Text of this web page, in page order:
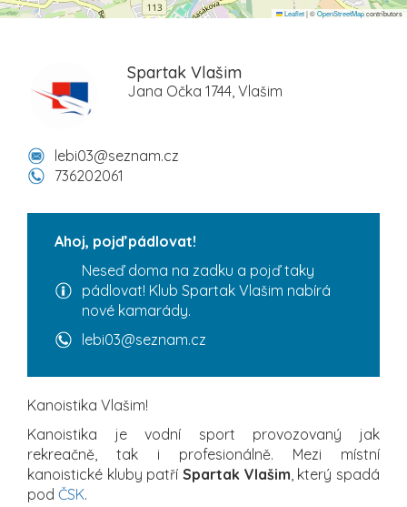
Leaflet|©OpenStreetMapcontributors
Spartak Vlašim
Jana Očka 1744, Vlašim
lebi03@seznam.cz
736202061
Ahoj, pojď pádlovat!
Neseď doma na zadku a pojď taky
pádlovat! Klub Spartak Vlašim nabírá
nové kamarády.
lebi03@seznam.cz
Kanoistika Vlašim!
Kanoistika je vodní sport provozovaný jak
rekreačně, tak i profesionálně. Mezi místní
kanoistické kluby patří Spartak Vlašim , který spadá
pod ČSK.